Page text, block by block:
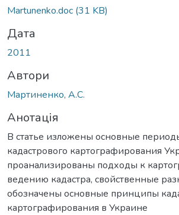
Martunenko.doc (31 KB)
Дата
2011
Автори
Мартиненко, А.С.
Анотація
В статье изложены основные
кадастрового картографирования
проанализированы подходы к
ведению кадастра, свойственные
обозначены основные принципы
картографирования в Украине